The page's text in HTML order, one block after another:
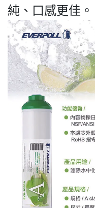
純、口感更佳。